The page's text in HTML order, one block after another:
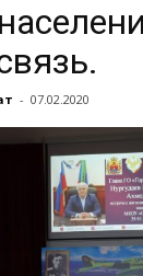
- 07.02.2020